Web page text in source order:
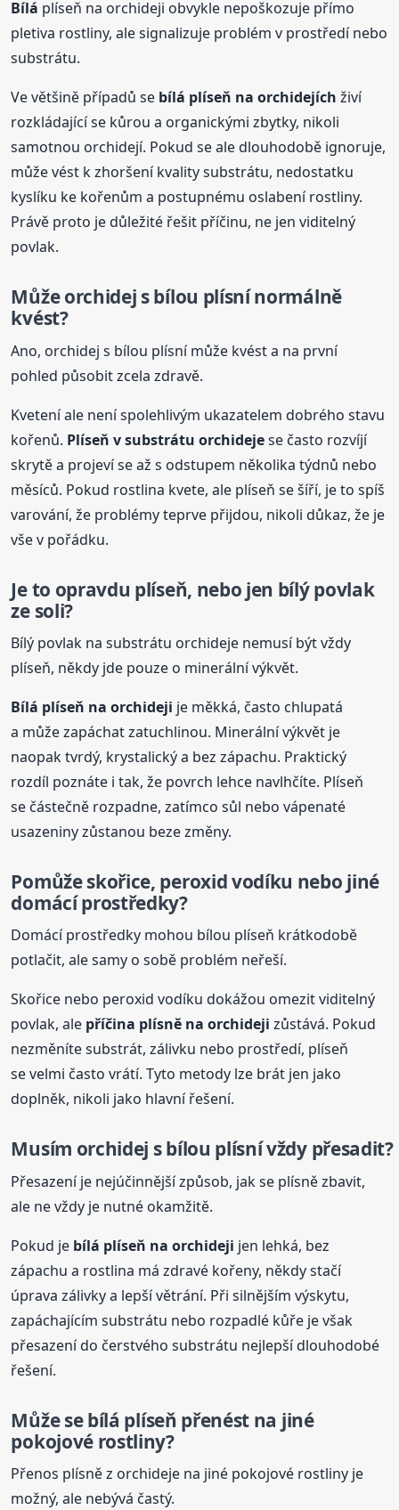
Bílá plíseň na orchideji obvykle nepoškozuje přímo
pletiva rostliny, ale signalizuje problém v prostředí nebo
substrátu.
Ve většině případů se bílá plíseň na orchidejích živí
rozkládající se kůrou a organickými zbytky, nikoli
samotnou orchidejí. Pokud se ale dlouhodobě ignoruje,
může vést k zhoršení kvality substrátu, nedostatku
kyslíku ke kořenům a postupnému oslabení rostliny.
Právě proto je důležité řešit příčinu, ne jen viditelný
povlak.
Může orchidej s bílou plísní normálně
kvést?
Ano, orchidej s bílou plísní může kvést a na první
pohled působit zcela zdravě.
Kvetení ale není spolehlivým ukazatelem dobrého stavu
kořenů. Plíseň v substrátu orchidejese často rozvíjí
skrytě a projeví se až s odstupem několika týdnů nebo
měsíců. Pokud rostlina kvete, ale plíseň se šíří, je to spíš
varování, že problémy teprve přijdou, nikoli důkaz, že je
vše v pořádku.
Je to opravdu plíseň, nebo jen bílý povlak
ze soli?
Bílý povlak na substrátu orchideje nemusí být vždy
plíseň, někdy jde pouze o minerální výkvět.
Bílá plíseň na orchideji je měkká, často chlupatá
a může zapáchat zatuchlinou. Minerální výkvět je
naopak tvrdý, krystalický a bez zápachu. Praktický
rozdíl poznáte i tak, že povrch lehce navlhčíte. Plíseň
se částečně rozpadne, zatímco sůl nebo vápenaté
usazeniny zůstanou beze změny.
Pomůže skořice, peroxid vodíku nebo jiné
domácí prostředky?
Domácí prostředky mohou bílou plíseň krátkodobě
potlačit, ale samy o sobě problém neřeší.
Skořice nebo peroxid vodíku dokážou omezit viditelný
povlak, ale příčina plísně na orchideji zůstává. Pokud
nezměníte substrát, zálivku nebo prostředí, plíseň
se velmi často vrátí. Tyto metody lze brát jen jako
doplněk, nikoli jako hlavní řešení.
Musím orchidej s bílou plísní vždy přesadit?
Přesazení je nejúčinnější způsob, jak se plísně zbavit,
ale ne vždy je nutné okamžitě.
Pokud je bílá plíseň na orchideji jen lehká, bez
zápachu a rostlina má zdravé kořeny, někdy stačí
úprava zálivky a lepší větrání. Při silnějším výskytu,
zapáchajícím substrátu nebo rozpadlé kůře je však
přesazení do čerstvého substrátu nejlepší dlouhodobé
řešení.
Může sebílá plíseň přenést na jiné
pokojové rostliny?
Přenos plísně z orchideje na jiné pokojové rostliny je
možný, ale nebývá častý.